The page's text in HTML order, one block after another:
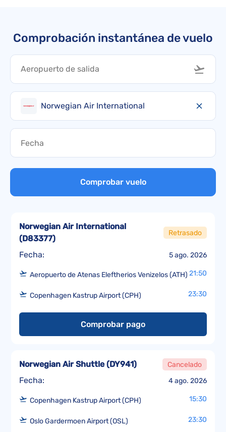
Comprobación instantánea de vuelo
Norwegian Air International
Comprobar vuelo
Fecha: 5 ago. 2026
Norwegian Air International
(D83377)
Retrasado
Aeropuerto de Atenas Eleftherios Venizelos (ATH) 21:50
Copenhagen Kastrup Airport (CPH) 23:30
Comprobar pago
Fecha: 4 ago. 2026
Norwegian Air Shuttle(DY941) Cancelado
Copenhagen Kastrup Airport (CPH) 15:30
Oslo Gardermoen Airport (OSL) 23:30